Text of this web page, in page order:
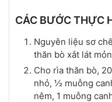
CÁC BƯỚC THỰC
Nguyên liệu sơ
thăn bò xắt lát
Cho rìa thăn bò,
nhỏ, ½ muỗng
nêm, 1 muỗng